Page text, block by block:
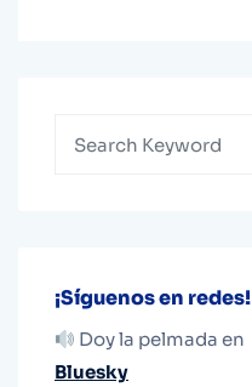
¡Síguenos en redes!
Doy la pelmada en
Bluesky